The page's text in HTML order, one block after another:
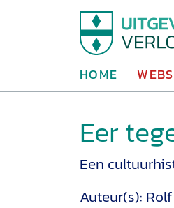
HOME
Eer
Een
Auteur(s):